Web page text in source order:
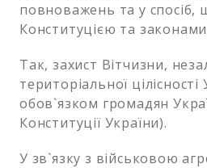
повноважень та у спосіб,
Конституцією та
Так, захист Вітчизни,
територіальної цілісності
обов`язком громадян
Конституції України).
У зв`язку з військовою